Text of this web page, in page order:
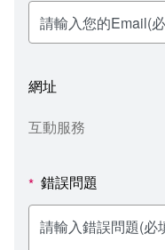
報名系統
線上報名查詢
研發處
秘書處出納組
教學媒體處
電算中心
文化藝術學系
健康管理與促進學系
網路選課
校園行事曆
消耗品申請
教室‧會議室預約系統
法令規章
政府公開資訊
意見信箱
各單位意見信箱
影音資訊
網址
互動服務
* 錯誤問題